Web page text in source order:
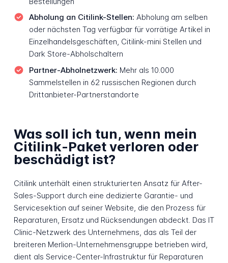
Abholung an Citilink-Stellen: Abholung am selben
oder nächsten Tag verfügbar für vorrätige Artikel in
Einzelhandelsgeschäften, Citilink-mini Stellen und
Dark Store-Abholschaltern
Partner-Abholnetzwerk: Mehr als 10.000
Sammelstellen in 62 russischen Regionen durch
Drittanbieter-Partnerstandorte
Was soll ich tun, wenn mein
Citilink-Paket verloren oder
beschädigt ist?
Citilink unterhält einen strukturierten Ansatz für After-
Sales-Support durch eine dedizierte Garantie- und
Servicesektion auf seiner Website, die den Prozess für
Reparaturen, Ersatz und Rücksendungen abdeckt. Das IT
Clinic-Netzwerk des Unternehmens, das als Teil der
breiteren Merlion-Unternehmensgruppe betrieben wird,
dient als Service-Center-Infrastruktur für Reparaturen